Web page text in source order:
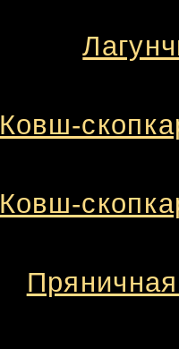
Ковш-
Ковш-